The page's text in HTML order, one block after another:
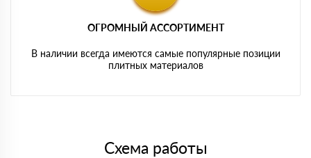
ОГРОМНЫЙ АССОРТИМЕНТ
В наличии всегда имеются самые популярные позиции
плитных материалов
Схема работы